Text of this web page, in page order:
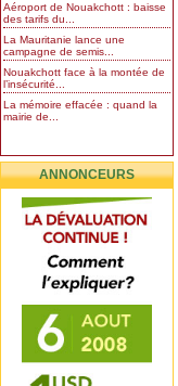
Aéroport de Nouakchott : baisse
des tarifs du...
La Mauritanie lance une
campagne de semis...
Nouakchott face à la montée de
l’insécurité...
La mémoire effacée : quand la
mairie de...
ANNONCEURS